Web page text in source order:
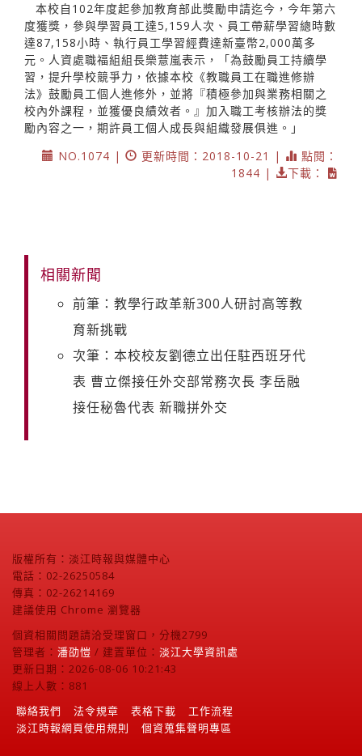
本校自102年度起參加教育部此獎勵申請迄今，今年第六
度獲獎，參與學習員工達5,159人次、員工帶薪學習總時數
達87,158小時、執行員工學習經費達新臺幣2,000萬多
元。人資處職福組組長樂薏嵐表示，「為鼓勵員工持續學
習，提升學校競爭力，依據本校《教職員工在職進修辦
法》鼓勵員工個人進修外，並將『積極參加與業務相關之
校內外課程，並獲優良績效者。』加入職工考核辦法的獎
勵內容之一，期許員工個人成長與組織發展俱進。」
NO.1074 |
更新時間：2018-10-21 |
點閱：
1844 |
下載：
相關新聞
前筆：教學行政革新300人研討高等教
育新挑戰
次筆：本校校友劉德立出任駐西班牙代
表 曹立傑接任外交部常務次長 李岳融
接任秘魯代表 新職拼外交
版權所有：淡江時報與媒體中心
電話：02-26250584
傳真：02-26214169
建議使用 Chrome 瀏覽器
個資相關問題請洽受理窗口，分機2799
管理者： 潘劭愷 / 建置單位： 淡江大學資訊處
更新日期：2026-08-06 10:21:43
線上人數：881
聯絡我們
法令規章 表格下載
工作流程
淡江時報網頁使用規則
個資蒐集聲明專區